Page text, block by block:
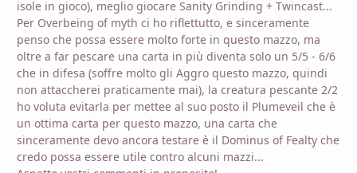
isole in gioco), meglio giocare Sanity Grinding + Twincast...
Per Overbeing of myth ci ho riflettutto, e sinceramente
penso che possa essere molto forte in questo mazzo, ma
oltre a far pescare una carta in più diventa solo un 5/5 - 6/6
che in difesa (soffre molto gli Aggro questo mazzo, quindi
non attaccherei praticamente mai), la creatura pescante 2/2
ho voluta evitarla per mettee al suo posto il Plumeveil che è
un ottima carta per questo mazzo, una carta che
sinceramente devo ancora testare è il Dominus of Fealty che
credo possa essere utile contro alcuni mazzi...